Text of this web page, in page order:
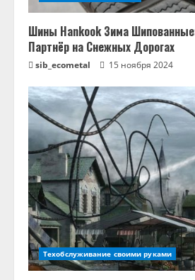
Шины Hankook Зима
Партнёр на Снежных Дорогах
sib_ecometal 15 ноября 2024
Техобслуживание своими руками